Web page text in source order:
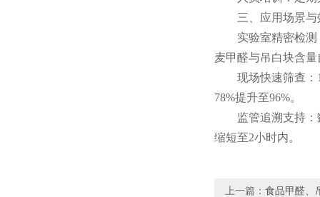
三、应用场景与
实验室精密检测：
麦甲醛与吊白块含
现场快速筛查：12
78%提升至96%。
监管追溯支持：数
缩短至2小时内。
上一篇： 食品甲醛、